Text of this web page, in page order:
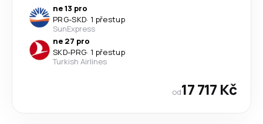
ne 13 pro
PRG-SKD· 1 přestup
SunExpress
ne 27 pro
SKD-PRG· 1 přestup
Turkish Airlines
od17 717 Kč